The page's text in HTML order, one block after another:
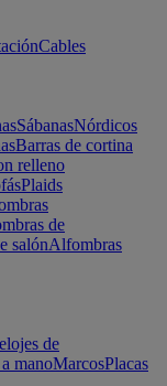
Cables
SábanasNórdicos
Barras de cortina
relleno
Plaids
de
salónAlfombras
de
manoMarcosPlacas